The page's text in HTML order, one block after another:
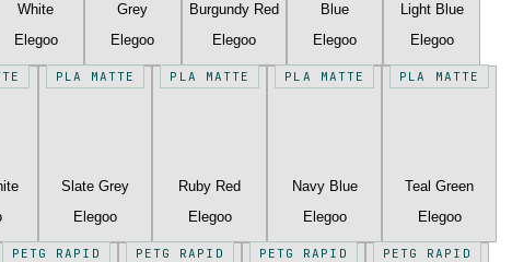
White
Elegoo
Grey
Elegoo
Burgundy Red
Elegoo
Blue
Elegoo
Light Blue
Elegoo
PLA MATTE
Slate Grey
Elegoo
PLA MATTE
Ruby Red
Elegoo
PLA MATTE
Navy Blue
Elegoo
PLA MATTE
Teal Green
Elegoo
PETG RAPID PETG RAPID PETG RAPID PETG RAPID